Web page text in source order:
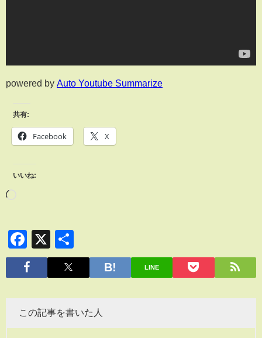
powered by Auto Youtube Summarize
共有:
Facebook X
いいね:
Facebook
X
有
LINE
この記事を書いた人